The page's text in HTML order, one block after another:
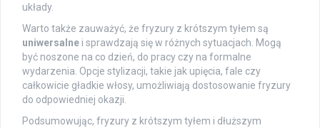
układy.
Warto także zauważyć, że fryzury z krótszym tyłem są
uniwersalne i sprawdzają się w różnych sytuacjach. Mogą
być noszone na co dzień, do pracy czy na formalne
wydarzenia. Opcje stylizacji, takie jak upięcia, fale czy
całkowicie gładkie włosy, umożliwiają dostosowanie fryzury
do odpowiedniej okazji.
Podsumowując, fryzury z krótszym tyłem i dłuższym